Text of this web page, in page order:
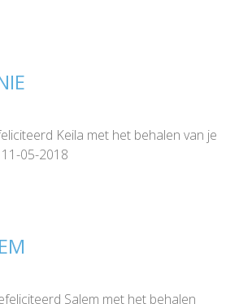
Keila met het behalen van je
05-2018
Salem met het behalen